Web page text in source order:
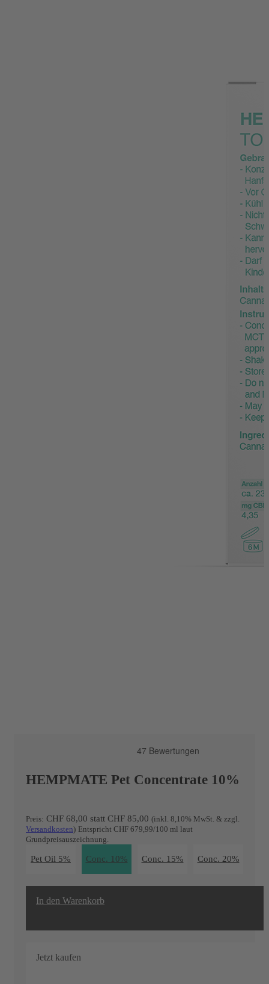
HEMPMATE Pet Concentrate 10%
Preis: CHF 68,00 statt CHF 85,00 (inkl. 8,10% MwSt. & zzgl.
Versandkosten) Entspricht CHF 679,99/100 ml laut
Grundpreisauszeichnung.
Pet Oil 5% Conc. 10% Conc. 15% Conc. 20%
In den Warenkorb
Jetzt kaufen